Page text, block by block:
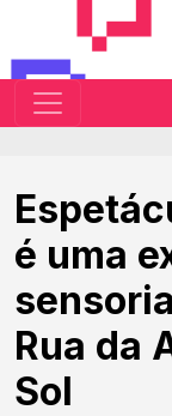
é uma
Rua da
Sol